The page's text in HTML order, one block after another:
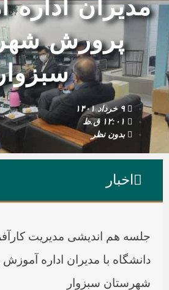
مدیران اداره
پرورش
سبزوار
۹ خرداد ۱۴۰۱
۱۲:۰۱ ق.ظ
بدون نظر
اخبار
جلسه هم اندیشی مدیریت
دانشگاه با مدیران اداره
شهرستان سبزوار